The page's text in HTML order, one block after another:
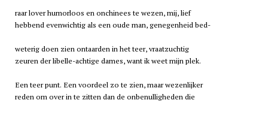
raar lover humorloos en onchinees te wezen, mij, lief
hebbend evenwichtig als een oude man, genegenheid bed-
weterig doen zien ontaarden in het teer, vraatzuchtig
zeuren der libelle-achtige dames, want ik weet mijn plek.
Een teer punt. Een voordeel zo te zien, maar wezenlijker
reden om over in te zitten dan de onbenulligheden die